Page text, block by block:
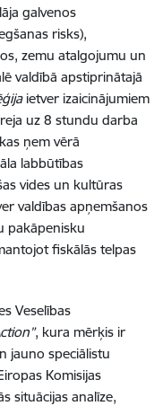
galvenos
risks),
zemu atalgojumu un
valdībā apstiprinātajā
ietver izaicinājumiem
uz 8 stundu darba
ņem vērā
labbūtības
vides un kultūras
valdības apņemšanos
pakāpenisku
fiskālās telpas
Veselības
, kura mērķis ir
jauno speciālistu
Komisijas
situācijas analīze,